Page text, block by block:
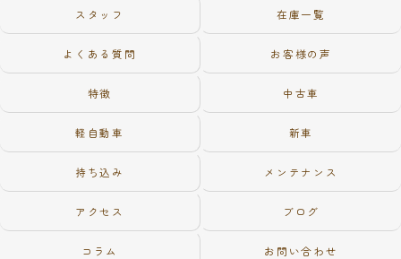
スタッフ 在庫一覧
よくある質問 お客様の声
特徴 中古車
軽自動車 新車
持ち込み メンテナンス
アクセス ブログ
コラム お問い合わせ